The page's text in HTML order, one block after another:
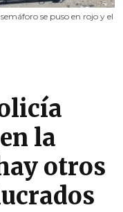
se puso en rojo y el
la
otros